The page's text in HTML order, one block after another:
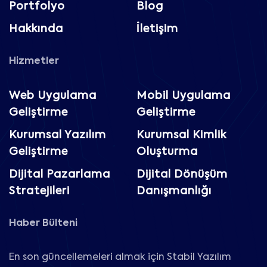
Portfolyo Blog
Hakkında İletişim
Hizmetler
Web Uygulama
Geliştirme
Mobil Uygulama
Geliştirme
Kurumsal Yazılım
Geliştirme
Kurumsal Kimlik
Oluşturma
Dijital Pazarlama
Stratejileri
Dijital Dönüşüm
Danışmanlığı
Haber Bülteni
En son güncellemeleri almak için Stabil Yazılım